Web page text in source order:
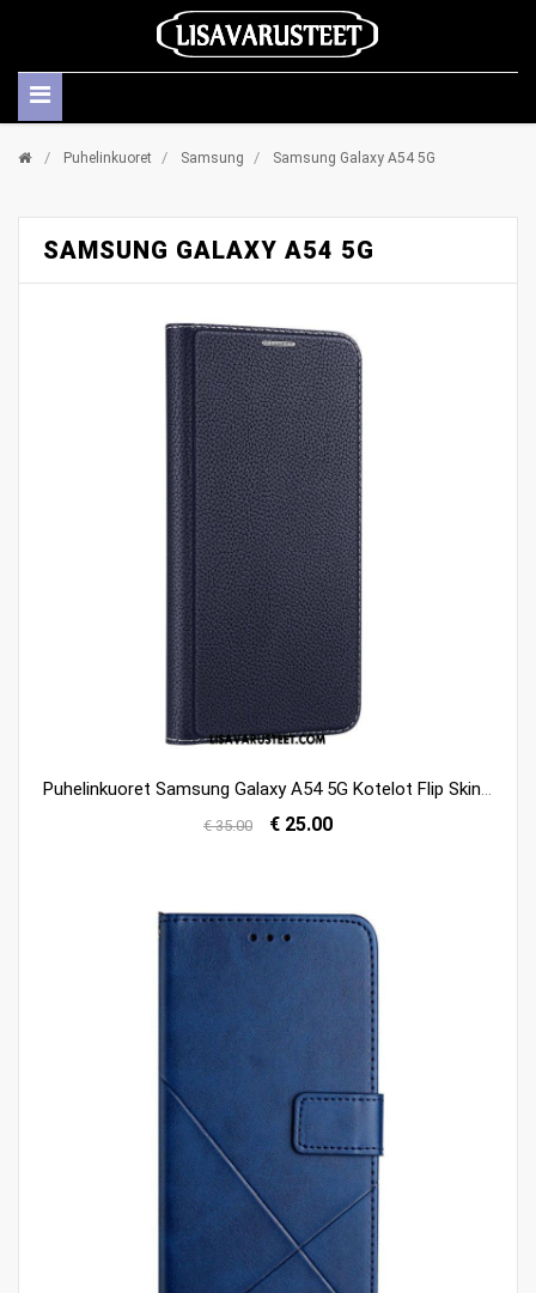
/ Puhelinkuoret / Samsung / Samsung Galaxy A54 5G
SAMSUNG GALAXY A54 5G
€ 35.00 € 25.00